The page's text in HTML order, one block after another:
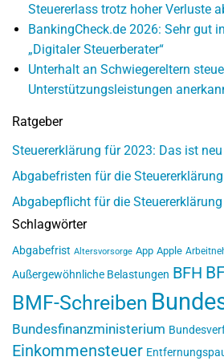
Steuererlass trotz hoher Verluste
BankingCheck.de 2026: Sehr gut
„Digitaler Steuerberater“
Unterhalt an Schwiegereltern
Unterstützungsleistungen
Ratgeber
Steuererklärung für 2023: Das ist neu
Abgabefristen für die Steuererklärung
Abgabepflicht für die Steuererklärung
Schlagwörter
Abgabefrist Altersvorsorge App Apple
Außergewöhnliche Belastungen BFH
BMF-Schreiben
Bundesfinanzministerium
Einkommensteuer